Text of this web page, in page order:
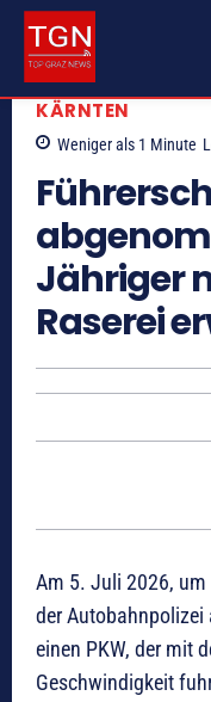
KÄRNTEN
Weniger als 1 Minute
Jähriger
Raserei
Am 5. Juli 2026, um
der
einen PKW, der mit
Geschwindigkeit